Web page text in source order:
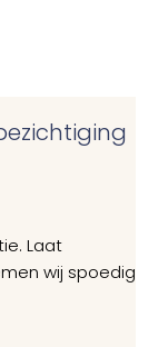
Laat
wij spoedig